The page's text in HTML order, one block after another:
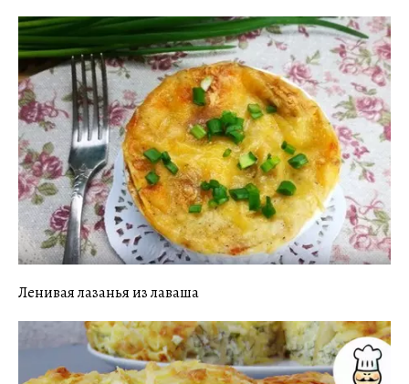
Ленивая лазанья из лаваша